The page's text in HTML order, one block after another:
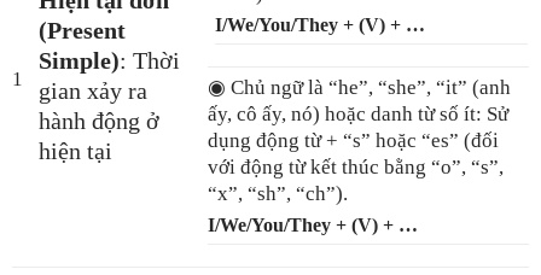
1
(Present
Simple): Thời
gian xảy ra
hành động ở
hiện tại
I/We/You/They + (V) + …
◉ Chủ ngữ là “he”, “she”, “it” (anh
ấy, cô ấy, nó) hoặc danh từ số ít: Sử
dụng động từ + “s” hoặc “es” (đối
với động từ kết thúc bằng “o”, “s”,
“x”, “sh”, “ch”).
I/We/You/They + (V) + …